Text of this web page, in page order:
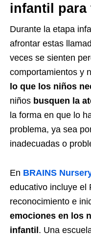
infantil
Durante la etapa
afrontar estas
veces se sienten
comportamientos y
lo que los niños
niños busquen la
la forma en que lo
problema, ya sea
inadecuadas o
En BRAINS
educativo incluye el
reconocimiento e
emociones en los
infantil . Una